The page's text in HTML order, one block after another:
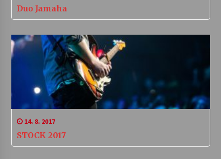
Duo Jamaha
14. 8. 2017
STOCK 2017